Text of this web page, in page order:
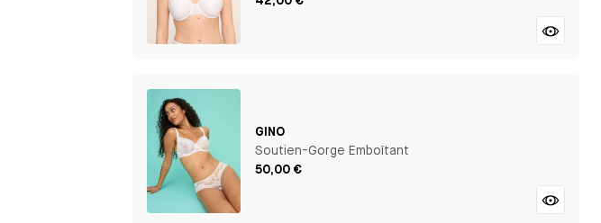
GINO
Soutien-Gorge Emboîtant
50,00 €